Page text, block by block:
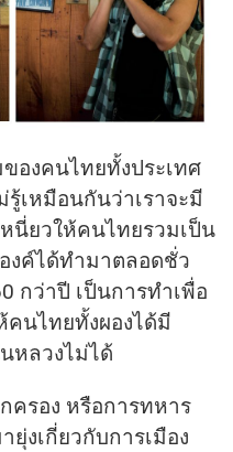
องคนไทยทั้งประเทศ
เหมือนกันว่าเราจะมี
นี่ยวให้คนไทยรวมเป็น
งค์ได้ทำมาตลอดชั่ว
กว่าปี เป็นการทำเพื่อ
คนไทยทั้งผองได้มี
หลวงไม่ได้
ครอง หรือการทหาร
ยุ่งเกี่ยวกับการเมือง